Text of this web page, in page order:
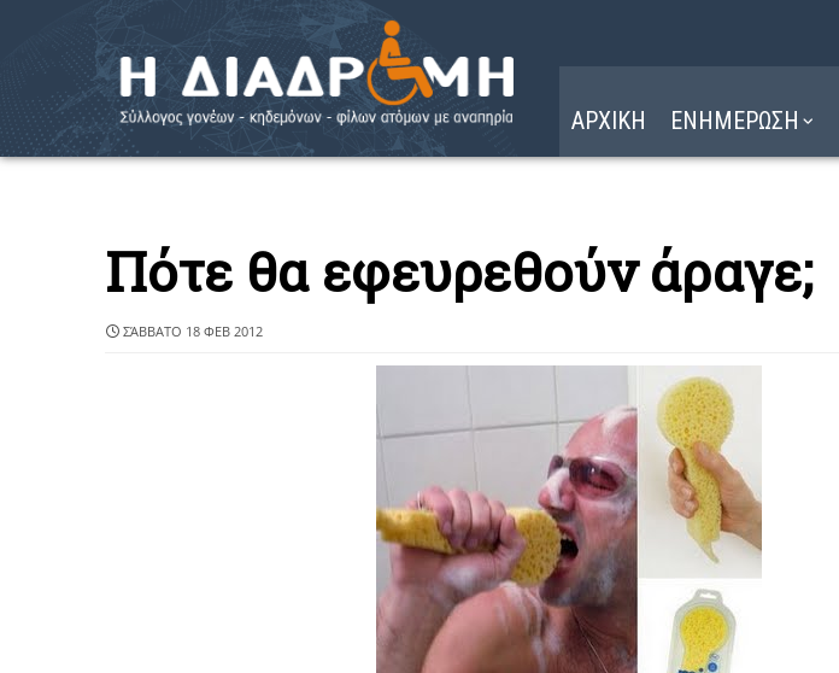
ΑΡΧΙΚΗ ΕΝΗΜΕΡΩΣΗ
Πότε θα εφευρεθούν άραγε;
ΣΆΒΒΑΤΟ 18 ΦΕΒ 2012